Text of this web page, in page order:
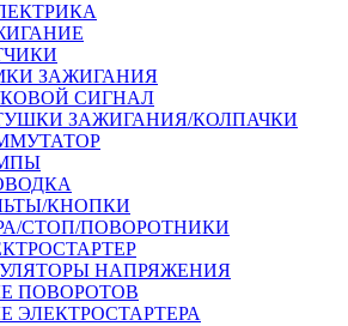
ЗАЖИГАНИЯ
СИГНАЛ
ЗАЖИГАНИЯ/КОЛПАЧКИ
КНОПКИ
СТОП/ПОВОРОТНИКИ
НАПРЯЖЕНИЯ
ПОВОРОТОВ
ЭЛЕКТРОСТАРТЕРА